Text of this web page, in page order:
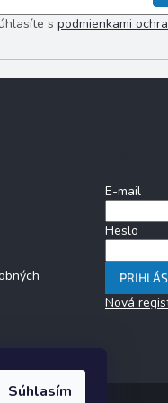
Súhlasím
s podmienkami
E-mail
Heslo
Nová